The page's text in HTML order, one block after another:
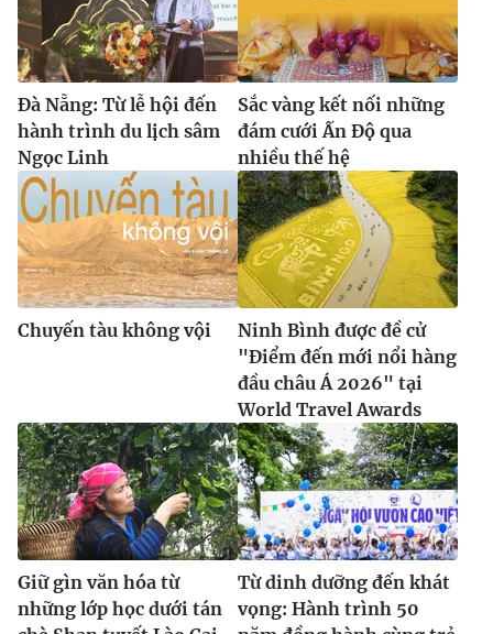
Đà Nẵng: Từ lễ hội đến
hành trình du lịch sâm
Ngọc Linh
Sắc vàng kết nối những
đám cưới Ấn Độ qua
nhiều thế hệ
Chuyến tàu không vội
Ninh Bình được đề cử
"Điểm đến mới nổi hàng
đầu châu Á 2026" tại
World Travel Awards
Giữ gìn văn hóa từ
những lớp học dưới tán
Từ dinh dưỡng đến khát
vọng: Hành trình 50